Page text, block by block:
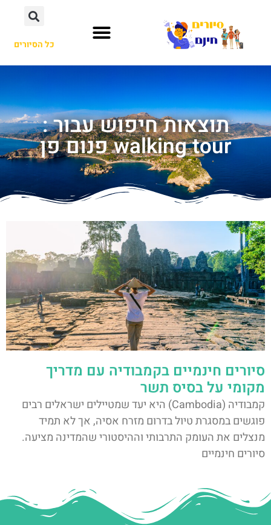
כל הסיורים
תוצאות חיפוש עבור :
walking tour פנום פן
סיורים חינמיים בקמבודיה עם מדריך
מקומי על בסיס תשר
קמבודיה (Cambodia) היא יעד שמטיילים ישראלים רבים
פוגשים במסגרת טיול בדרום מזרח אסיה, אך לא תמיד
מנצלים את העומק התרבותי וההיסטורי שהמדינה מציעה.
סיורים חינמיים